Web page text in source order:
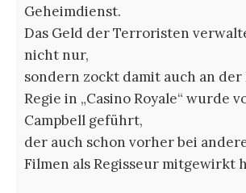
Geheimdienst.
Das Geld der Terroristen
nicht nur,
sondern zockt damit auch an der
Regie in „Casino Royale“ wurde
Campbell geführt,
der auch schon vorher bei
Filmen als Regisseur mitgewirkt